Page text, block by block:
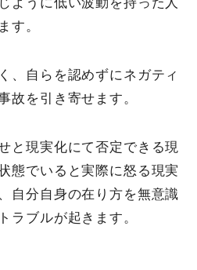
す。
、自らを認めずにネガティ
故を引き寄せます。
と現実化にて否定できる現
態でいると実際に怒る現実
自分自身の在り方を無意識
ラブルが起きます。